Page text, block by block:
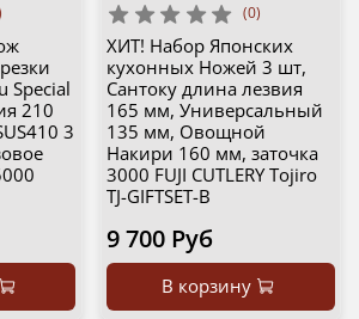
Special
210
3
(0)
ХИТ! Набор Японских
кухонных Ножей 3 шт,
Сантоку длина лезвия
165 мм, Универсальный
135 мм, Овощной
Накири 160 мм, заточка
3000 FUJI CUTLERY Tojiro
TJ-GIFTSET-B
9 700 Руб
В корзину